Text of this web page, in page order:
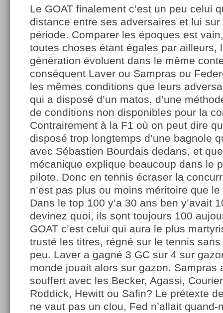
Le GOAT finalement c’est un peu celui
distance entre ses adversaires et lui
période. Comparer les époques est
toutes choses étant égales par ailleurs,
génération évoluent dans le même
conséquent Laver ou Sampras ou
les mêmes conditions que leurs
qui a disposé d’un matos, d’une
de conditions non disponibles pour la
Contrairement à la F1 où on peut dire
disposé trop longtemps d’une bagnole
avec Sébastien Bourdais dedans, et
mécanique explique beaucoup dans le
pilote. Donc en tennis écraser la
n’est pas plus ou moins méritoire que le
Dans le top 100 y’a 30 ans ben y’avait
devinez quoi, ils sont toujours 100
GOAT c’est celui qui aura le plus
trusté les titres, régné sur le tennis
peu. Laver a gagné 3 GC sur 4 sur
monde jouait alors sur gazon. Sampras
souffert avec les Becker, Agassi,
Roddick, Hewitt ou Safin? Le prétexte
ne vaut pas un clou, Fed n’allait quand-